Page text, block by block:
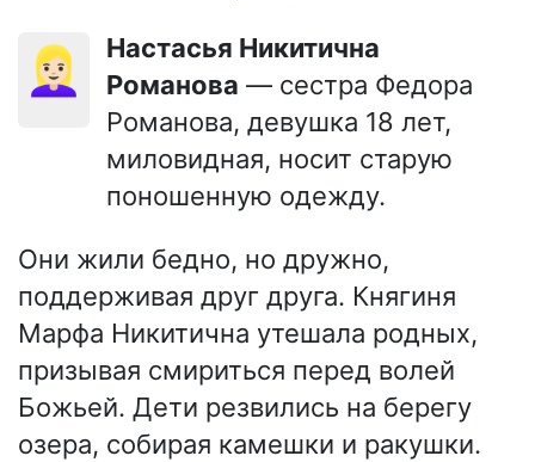
👱🏻‍♀️
Настасья Никитична
Романова — сестра Федора
Романова, девушка 18 лет,
миловидная, носит старую
поношенную одежду.
Они жили бедно, но дружно,
поддерживая друг друга. Княгиня
Марфа Никитична утешала родных,
призывая смириться перед волей
Божьей. Дети резвились на берегу
озера, собирая камешки и ракушки.